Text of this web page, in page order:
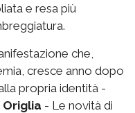
e resa più
che,
cresce anno dopo
propria identità -
- Le novità di